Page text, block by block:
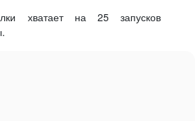
хватает на 25 запусков